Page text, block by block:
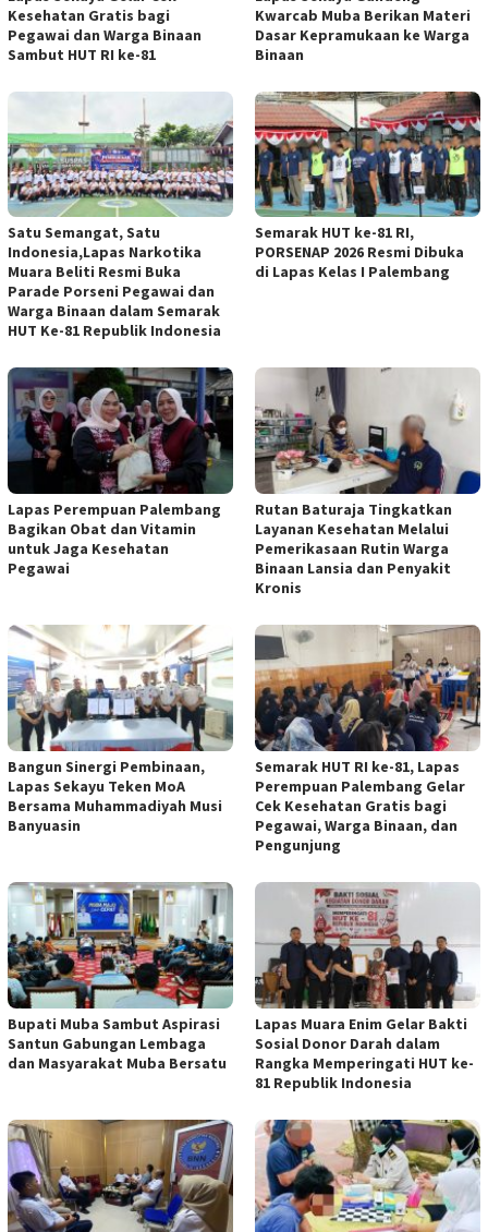
Kesehatan Gratis bagi
Pegawai dan Warga Binaan
Sambut HUT RI ke-81
Kwarcab Muba Berikan Materi
Dasar Kepramukaan ke Warga
Binaan
Satu Semangat, Satu
Indonesia,Lapas Narkotika
Muara Beliti Resmi Buka
Parade Porseni Pegawai dan
Warga Binaan dalam Semarak
HUT Ke-81 Republik Indonesia
Semarak HUT ke-81 RI,
PORSENAP 2026 Resmi Dibuka
di Lapas Kelas I Palembang
Lapas Perempuan Palembang
Bagikan Obat dan Vitamin
untuk Jaga Kesehatan
Pegawai
Rutan Baturaja Tingkatkan
Layanan Kesehatan Melalui
Pemerikasaan Rutin Warga
Binaan Lansia dan Penyakit
Kronis
Bangun Sinergi Pembinaan,
Lapas Sekayu Teken MoA
Bersama Muhammadiyah Musi
Banyuasin
Semarak HUT RI ke-81, Lapas
Perempuan Palembang Gelar
Cek Kesehatan Gratis bagi
Pegawai, Warga Binaan, dan
Pengunjung
Bupati Muba Sambut Aspirasi
Santun Gabungan Lembaga
dan Masyarakat Muba Bersatu
Lapas Muara Enim Gelar Bakti
Sosial Donor Darah dalam
Rangka Memperingati HUT ke-
81 Republik Indonesia